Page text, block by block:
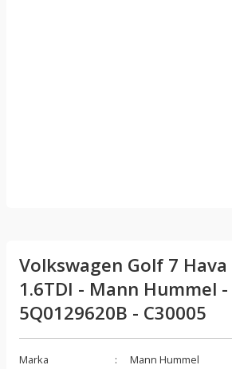
Volkswagen Golf 7
1.6TDI - Mann Hummel -
5Q0129620B - C30005
Marka
Mann Hummel